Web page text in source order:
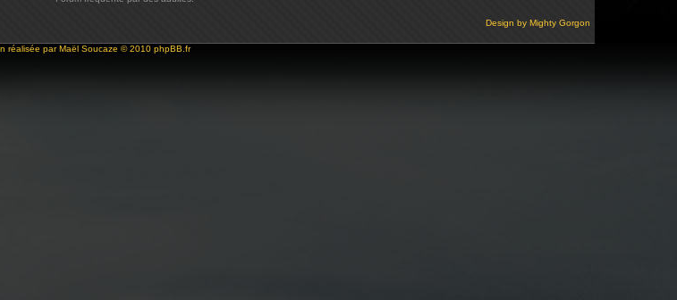
Design by Mighty Gorgon
réalisée parMaël Soucaze © 2010 phpBB.fr